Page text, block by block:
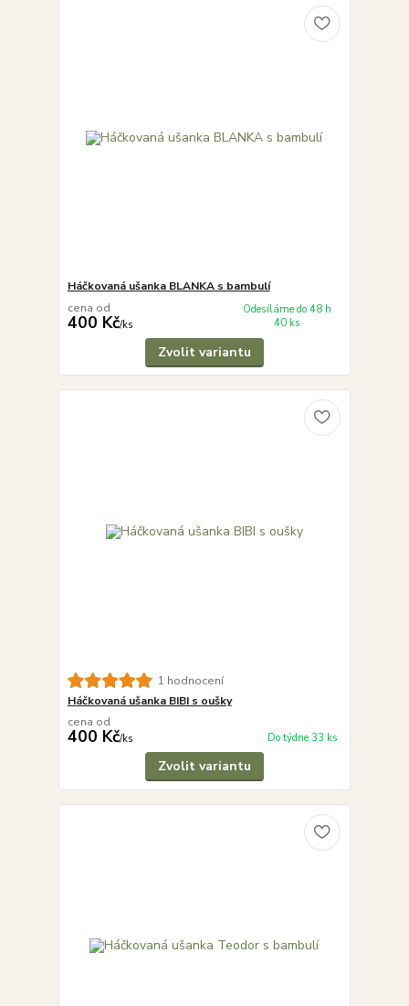
Háčkovaná ušanka BLANKA s bambulí
cena od
400 Kč/ks
Odesíláme do 48 h
40 ks
Zvolit variantu
1 hodnocení
Háčkovaná ušanka BIBI s oušky
cena od
400 Kč/ks Do týdne 33 ks
Zvolit variantu